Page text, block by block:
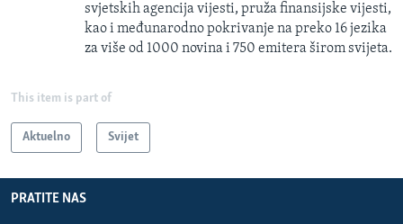
svjetskih agencija vijesti, pruža finansijske vijesti,
kao i međunarodno pokrivanje na preko 16 jezika
za više od 1000 novina i 750 emitera širom svijeta.
This item is part of
Aktuelno Svijet
PRATITE NAS